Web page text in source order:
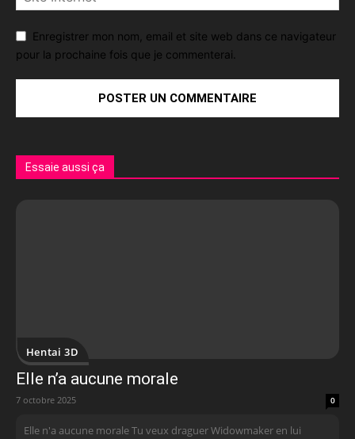
Enregistrer mon nom, email et site web dans ce navigateur
pour la prochaine fois que je commenterai.
Essaie aussi ça
Hentai 3D
Elle n’a aucune morale
7 octobre 2025 0
Elle n'a aucune morale Tu veux draguer Widowmaker en lui